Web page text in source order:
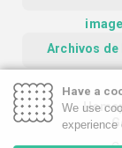
Archivos de
Have a
We use
experience